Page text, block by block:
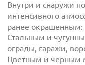
Внутри и снаружи
интенсивного
ранее окрашенным:
Стальным и
ограды, гаражи,
Цветным и черным